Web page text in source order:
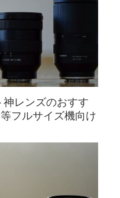
神レンズのおすす
フルサイズ機向け